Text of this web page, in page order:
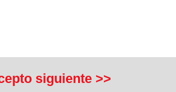
siguiente >>